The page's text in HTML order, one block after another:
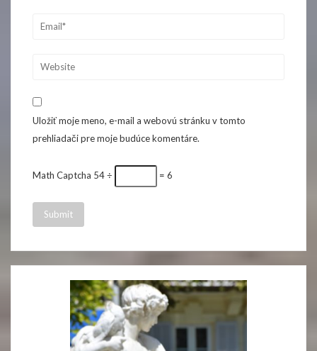
Uložiť moje meno, e-mail a webovú stránku v tomto
prehliadači pre moje budúce komentáre.
Math Captcha 54 ÷ = 6